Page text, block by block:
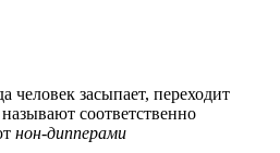
засыпает, переходит
соответственно
нон-дипперами